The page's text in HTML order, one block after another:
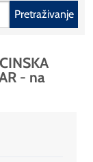
Pretraživanje
- na